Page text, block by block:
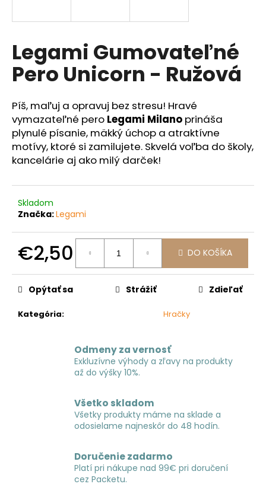
Legami Gumovateľné
Pero Unicorn - Ružová
Píš, maľuj a opravuj bez stresu! Hravé
vymazateľné pero Legami Milano prináša
plynulé písanie, mäkký úchop a atraktívne
motívy, ktoré si zamilujete. Skvelá voľba do školy,
kancelárie aj ako milý darček!
Skladom
Značka:Legami
€2,50
cena:
DO KOŠÍKA
Kategória: Hračky
Opýtať sa Strážiť Zdieľať
Odmeny za vernosť
Exkluzívne výhody a zľavy na produkty
až do výšky 10%.
Všetko skladom
Všetky produkty máme na sklade a
odosielame najneskôr do 48 hodín.
Doručenie zadarmo
Platí pri nákupe nad 99€ pri doručení
cez Packetu.
s
ť
?
HĽADAŤ
O
d
p
o
ú
m